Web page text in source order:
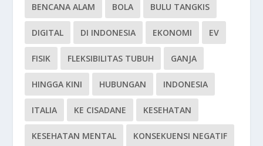
BENCANA ALAM BOLA BULU TANGKIS
DIGITAL DI INDONESIA EKONOMI EV
FISIK FLEKSIBILITAS TUBUH GANJA
HINGGA KINI HUBUNGAN INDONESIA
ITALIA KE CISADANE KESEHATAN
KESEHATAN MENTAL KONSEKUENSI NEGATIF